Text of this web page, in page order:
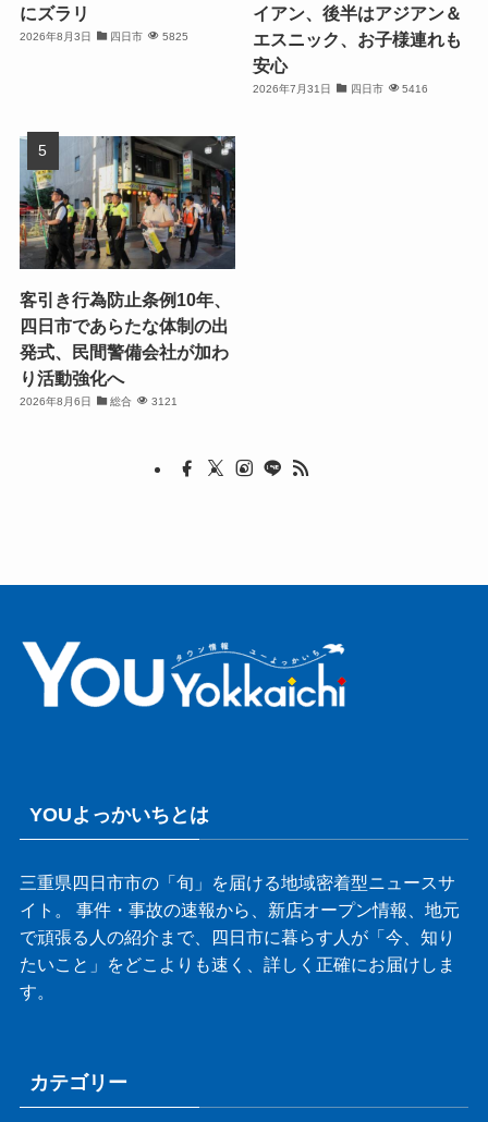
にズラリ
2026年8月3日 四日市 5825
イアン、後半はアジアン＆
エスニック、お子様連れも
安心
2026年7月31日 四日市 5416
客引き行為防止条例10年、
四日市であらたな体制の出
発式、民間警備会社が加わ
り活動強化へ
2026年8月6日 総合 3121
YOUよっかいちとは
三重県四日市市の「旬」を届ける地域密着型ニュースサ
イト。 事件・事故の速報から、新店オープン情報、地元
で頑張る人の紹介まで、四日市に暮らす人が「今、知り
たいこと」をどこよりも速く、詳しく正確にお届けしま
す。
カテゴリー